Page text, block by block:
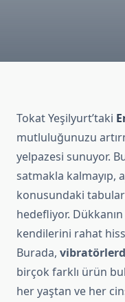
Tokat Yeşilyurt’taki
mutluluğunuzu
yelpazesi sunuyor.
satmakla kalmayıp,
konusundaki
hedefliyor.
kendilerini rahat
Burada,
birçok farklı ürün
her yaştan ve her